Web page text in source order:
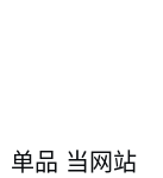
单品 当网站